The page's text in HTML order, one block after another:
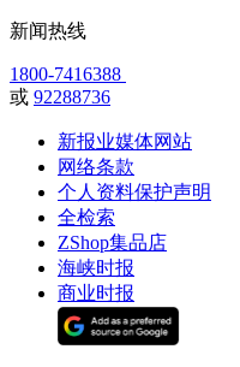
新闻热线
1800-7416388
或 92288736
新报业媒体网站
网络条款
个人资料保护声明
全检索
ZShop集品店
海峡时报
商业时报